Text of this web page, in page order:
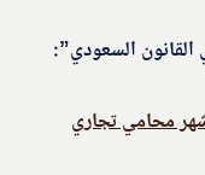
السعودي”:
محامي تجاري